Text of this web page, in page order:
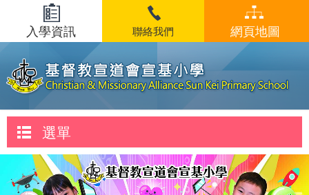
入學資訊 聯絡我們 網頁地圖
選單